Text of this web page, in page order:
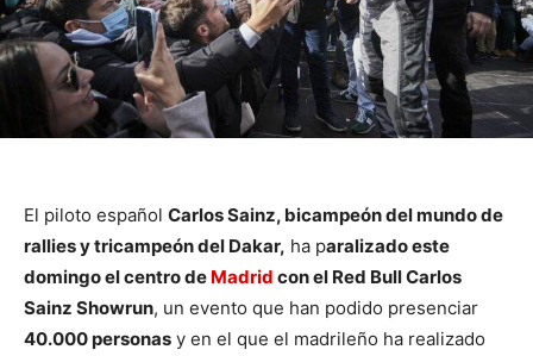
El piloto español Carlos Sainz, bicampeón del mundo de
rallies y tricampeón del Dakar, ha paralizado este
domingo el centro de Madrid con el Red Bull Carlos
Sainz Showrun, un evento que han podido presenciar
40.000 personas y en el que el madrileño ha realizado